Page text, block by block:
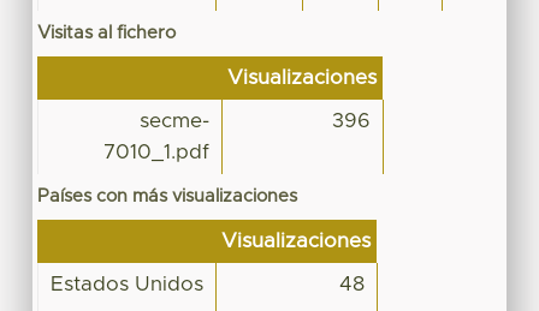
Visitas al fichero
Visualizaciones
secme-
7010_1.pdf
396
Países con más visualizaciones
Visualizaciones
Estados Unidos 48